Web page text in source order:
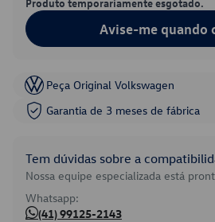
Avise-me quando
Peça Original Volkswagen
Garantia de 3 meses de fábrica
Tem dúvidas sobre a
Nossa equipe especializada está
Whatsapp:
(41) 99125-2143